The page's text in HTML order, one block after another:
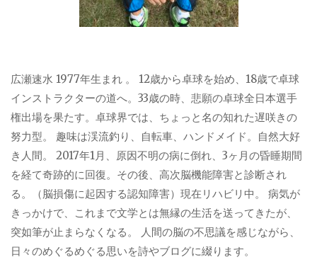
広瀬速水 1977年生まれ 。 12歳から卓球を始め、18歳で卓球
インストラクターの道へ。33歳の時、悲願の卓球全日本選手
権出場を果たす。卓球界では、ちょっと名の知れた遅咲きの
努力型。 趣味は渓流釣り、自転車、ハンドメイド。自然大好
き人間。 2017年1月、原因不明の病に倒れ、3ヶ月の昏睡期間
を経て奇跡的に回復。その後、高次脳機能障害と診断され
る。（脳損傷に起因する認知障害）現在リハビリ中。 病気が
きっかけで、これまで文学とは無縁の生活を送ってきたが、
突如筆が止まらなくなる。 人間の脳の不思議を感じながら、
日々のめぐるめぐる思いを詩やブログに綴ります。